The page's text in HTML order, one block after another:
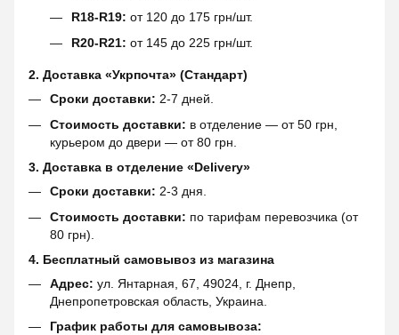
R18-R19: от 120 до 175 грн/шт.
R20-R21: от 145 до 225 грн/шт.
2. Доставка «Укрпочта» (Стандарт)
Сроки доставки: 2-7 дней.
Стоимость доставки: в отделение — от 50 грн,
курьером до двери — от 80 грн.
3. Доставка в отделение «Delivery»
Сроки доставки: 2-3 дня.
Стоимость доставки: по тарифам перевозчика (от
80 грн).
4. Бесплатный самовывоз из магазина
Адрес: ул. Янтарная, 67, 49024, г. Днепр,
Днепропетровская область, Украина.
График работы для самовывоза: